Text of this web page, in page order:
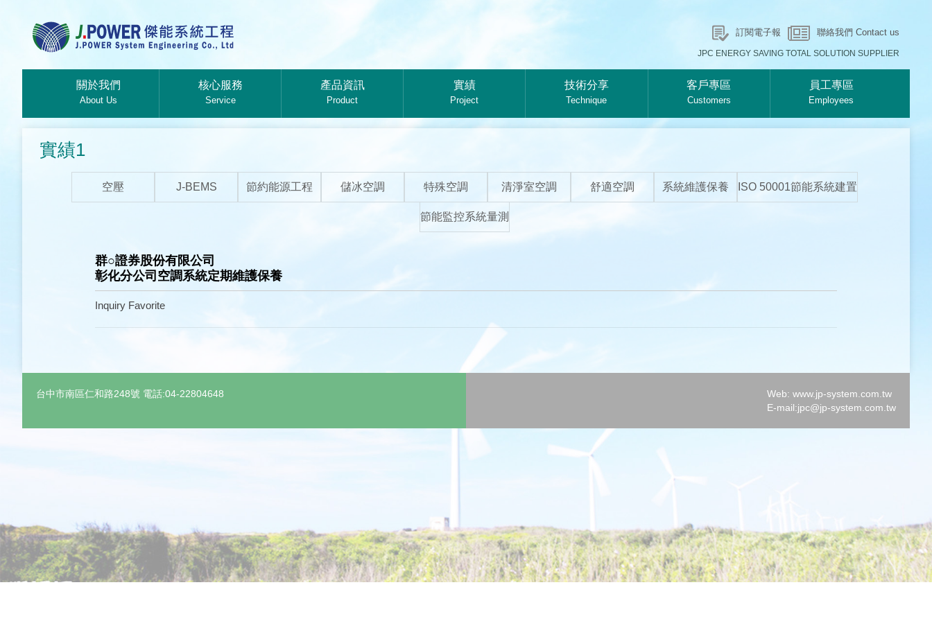
訂閱電子報 聯絡我們 Contact us
JPC ENERGY SAVING TOTAL SOLUTION SUPPLIER
關於我們
About Us
核心服務
Service
產品資訊
Product
實績
Project
技術分享
Technique
客戶專區
Customers
員工專區
Employees
實績1
空壓 J-BEMS 節約能源工程 儲冰空調 特殊空調 清淨室空調 舒適空調 系統維護保養 ISO 50001節能系統建置
節能監控系統量測
群○證券股份有限公司
彰化分公司空調系統定期維護保養
Inquiry Favorite
台中市南區仁和路248號 電話:04-22804648
Web: www.jp-system.com.tw
E-mail:jpc@jp-system.com.tw